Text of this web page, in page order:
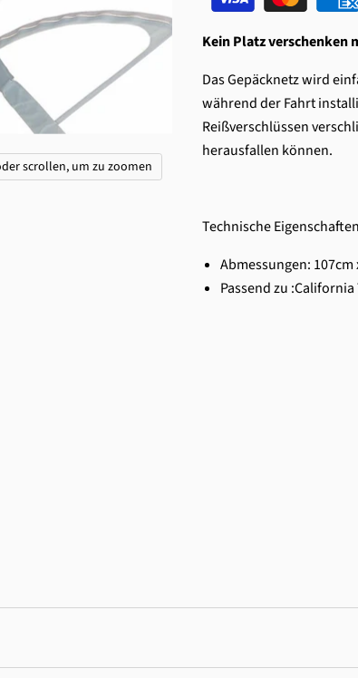
scrollen, um zu zoomen
Kein Platz verschenken
Das Gepäcknetz wird
während der Fahrt
Reißverschlüssen
herausfallen können.
Technische
Abmessungen: 107cm
Passend zu